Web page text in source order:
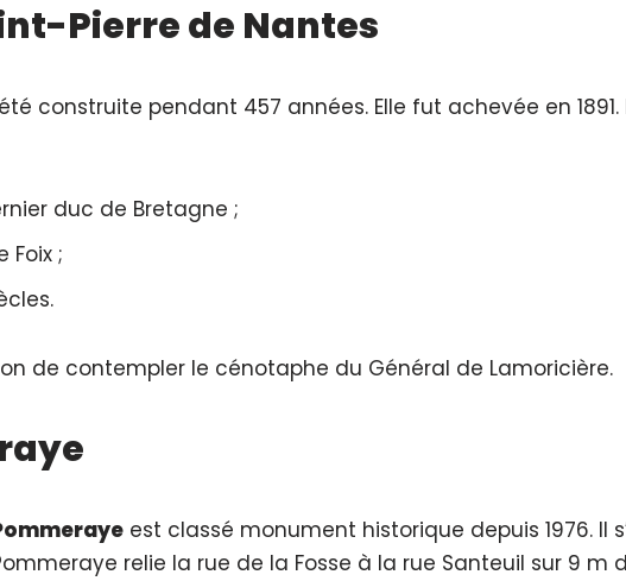
Pierre de Nantes
construite pendant 457 années. Elle fut achevée en
duc de Bretagne ;
;
de contempler le cénotaphe du Général de Lamoricière.
est classé monument historique depuis 1976. Il
relie la rue de la Fosse à la rue Santeuil sur 9 m